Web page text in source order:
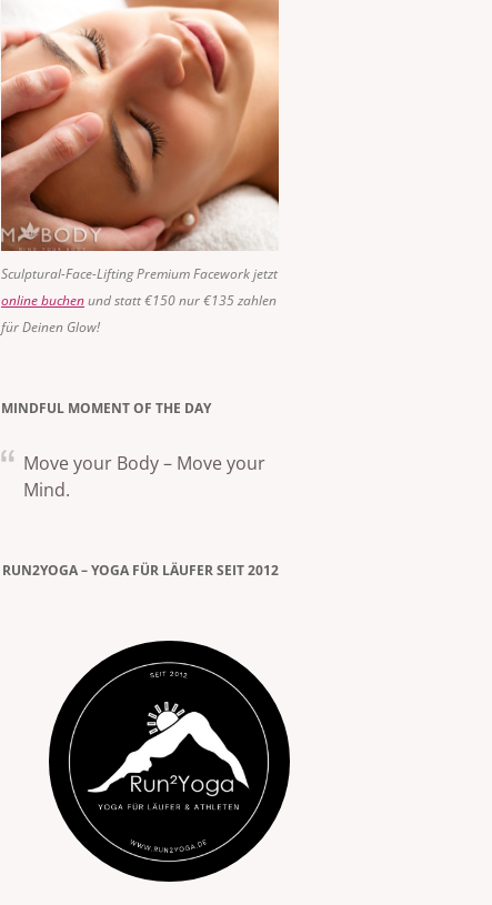
Sculptural-Face-Lifting Premium Facework jetzt
online buchenund statt €150 nur €135 zahlen
für Deinen Glow!
MINDFUL MOMENT OF THE DAY
Move your Body – Move your
Mind.
RUN2YOGA – YOGA FÜR LÄUFER SEIT 2012